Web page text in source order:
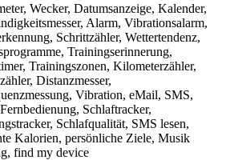
Wecker, Datumsanzeige, Kalender,
Alarm, Vibrationsalarm,
Schrittzähler, Wettertendenz,
Trainingserinnerung,
Trainingszonen, Kilometerzähler,
Distanzmesser,
Vibration, eMail, SMS,
Schlaftracker,
Schlafqualität, SMS lesen,
Kalorien, persönliche Ziele, Musik
find my device